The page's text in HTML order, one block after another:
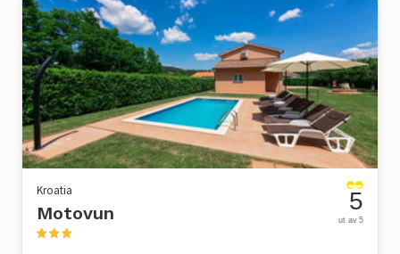
Kroatia
Motovun 5
ut av 5